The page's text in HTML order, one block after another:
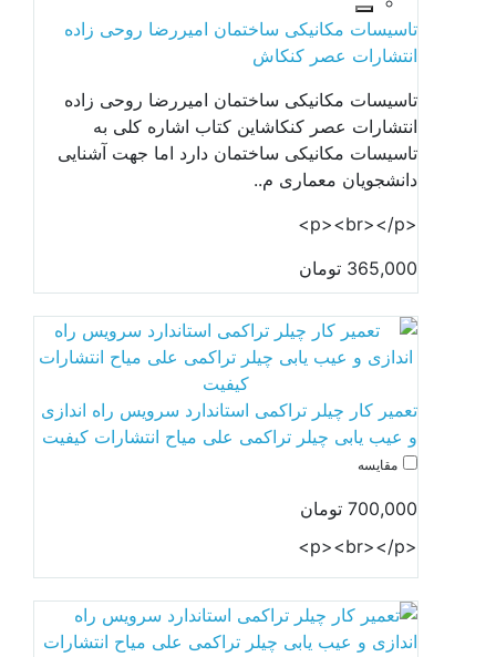
تاسیسات مکانیکی ساختمان امیررضا روحی زاده
انتشارات عصر کنکاش
تاسیسات مکانیکی ساختمان امیررضا روحی زاده
انتشارات عصر کنکاشاین کتاب اشاره کلی به
تاسیسات مکانیکی ساختمان دارد اما جهت آشنایی
دانشجویان معماری م..
365,000 تومان
تعمیر کار چیلر تراکمی استاندارد سرویس راه اندازی
و عیب یابی چیلر تراکمی علی میاح انتشارات کیفیت
مقایسه
700,000 تومان